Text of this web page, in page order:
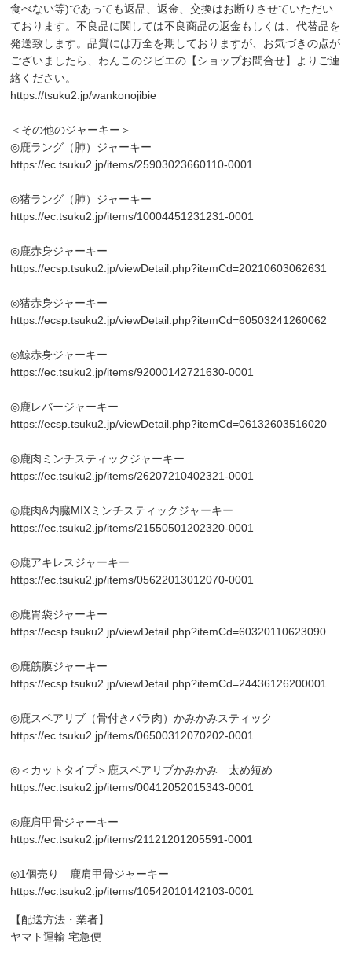
食べない等)であっても返品、返金、交換はお断りさせていただい
ております。不良品に関しては不良商品の返金もしくは、代替品を
発送致します。品質には万全を期しておりますが、お気づきの点が
ございましたら、わんこのジビエの【ショップお問合せ】よりご連
絡ください。
https://tsuku2.jp/wankonojibie
＜その他のジャーキー＞
◎鹿ラング（肺）ジャーキー
https://ec.tsuku2.jp/items/25903023660110-0001
◎猪ラング（肺）ジャーキー
https://ec.tsuku2.jp/items/10004451231231-0001
◎鹿赤身ジャーキー
https://ecsp.tsuku2.jp/viewDetail.php?itemCd=20210603062631
◎猪赤身ジャーキー
https://ecsp.tsuku2.jp/viewDetail.php?itemCd=60503241260062
◎鯨赤身ジャーキー
https://ec.tsuku2.jp/items/92000142721630-0001
◎鹿レバージャーキー
https://ecsp.tsuku2.jp/viewDetail.php?itemCd=06132603516020
◎鹿肉ミンチスティックジャーキー
https://ec.tsuku2.jp/items/26207210402321-0001
◎鹿肉&内臓MIXミンチスティックジャーキー
https://ec.tsuku2.jp/items/21550501202320-0001
◎鹿アキレスジャーキー
https://ec.tsuku2.jp/items/05622013012070-0001
◎鹿胃袋ジャーキー
https://ecsp.tsuku2.jp/viewDetail.php?itemCd=60320110623090
◎鹿筋膜ジャーキー
https://ecsp.tsuku2.jp/viewDetail.php?itemCd=24436126200001
◎鹿スペアリブ（骨付きバラ肉）かみかみスティック
https://ec.tsuku2.jp/items/06500312070202-0001
◎＜カットタイプ＞鹿スペアリブかみかみ 太め短め
https://ec.tsuku2.jp/items/00412052015343-0001
◎鹿肩甲骨ジャーキー
https://ec.tsuku2.jp/items/21121201205591-0001
◎1個売り 鹿肩甲骨ジャーキー
https://ec.tsuku2.jp/items/10542010142103-0001
【配送方法・業者】
ヤマト運輸 宅急便